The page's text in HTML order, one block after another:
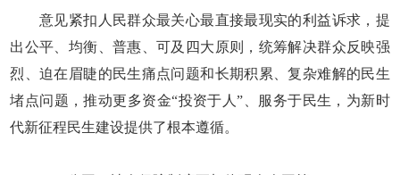
意见紧扣人民群众最关心最直接最现实的利益诉求，提
出公平、均衡、普惠、可及四大原则，统筹解决群众反映强
烈、迫在眉睫的民生痛点问题和长期积累、复杂难解的民生
堵点问题，推动更多资金“投资于人”、服务于民生，为新时
代新征程民生建设提供了根本遵循。